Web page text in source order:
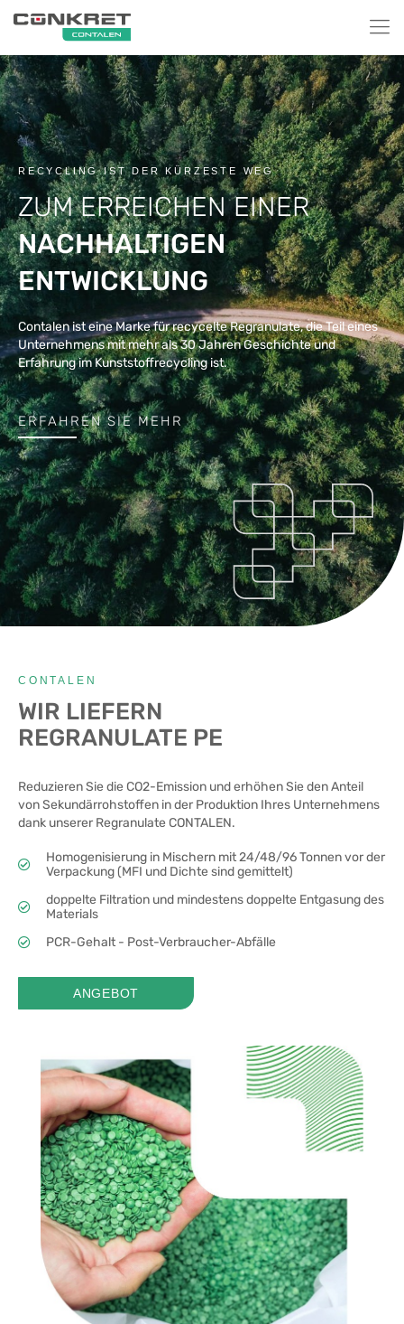
RECYCLING IST DER KÜRZESTE WEG
ZUM ERREICHEN EINER
NACHHALTIGEN
ENTWICKLUNG
Contalen ist eine Marke für recycelte Regranulate, die Teil eines
Unternehmens mit mehr als 30 Jahren Geschichte und
Erfahrung im Kunststoffrecycling ist.
ERFAHREN SIE MEHR
CONTALEN
WIR LIEFERN
REGRANULATE PE
Reduzieren Sie die CO2-Emission und erhöhen Sie den Anteil
von Sekundärrohstoffen in der Produktion Ihres Unternehmens
dank unserer Regranulate CONTALEN.
Homogenisierung in Mischern mit 24/48/96 Tonnen vor der
Verpackung (MFI und Dichte sind gemittelt)
doppelte Filtration und mindestens doppelte Entgasung des
Materials
PCR-Gehalt - Post-Verbraucher-Abfälle
ANGEBOT